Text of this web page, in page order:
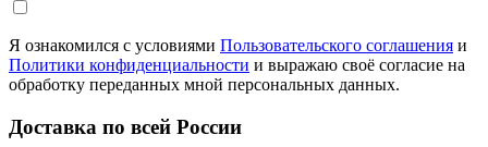
Я ознакомился с условиями Пользовательского соглашения и
Политики конфиденциальности и выражаю своё согласие на
обработку переданных мной персональных данных.
Доставка по всей России